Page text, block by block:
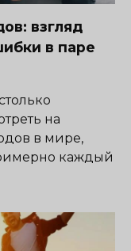
взгляд
в паре
на
в мире,
каждый